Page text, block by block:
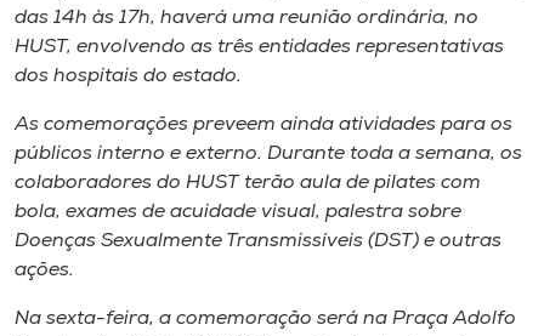
das 14h às 17h, haverá uma reunião ordinária, no
HUST, envolvendo as três entidades representativas
dos hospitais do estado.
As comemorações preveem ainda atividades para os
públicos interno e externo. Durante toda a semana, os
colaboradores do HUST terão aula de pilates com
bola, exames de acuidade visual, palestra sobre
Doenças Sexualmente Transmissíveis (DST) e outras
ações.
Na sexta-feira, a comemoração será na Praça Adolfo